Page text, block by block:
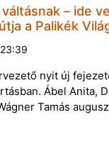
– ide
a Palikék
nyit új
Ábel Anita,
Tamás